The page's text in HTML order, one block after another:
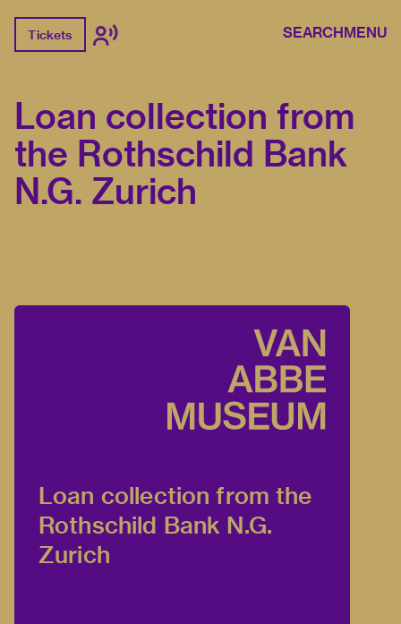
Tickets SEARCHMENU
Loan collection from
the Rothschild Bank
N.G. Zurich
Loan collection from the
Rothschild Bank N.G.
Zurich